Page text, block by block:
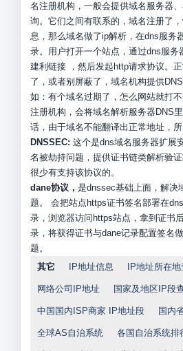
名注册机构，一般会提供域名服务器
询。它们之间有联系的，域名注册了
息，那么域名做了ip解析，在dns服务
录。用户打开一个站点，通过dns服务
建利链接 ，然后发起http请求协议。
了，或者别屏蔽了，域名机构提供
如：有个域名过期了，怎么网站就打
注册机构，会将域名解析服务器DNS
话，由于域名不能翻译出正常地址，所
DNSSEC: 这个是dns域名服务器扩展
名被劫持问题，提供证书链类解析验
很少有支持该协议的。
dane协议， 是dnssec基础上面，解决
题。 会把站点https证书签名部署在
录，浏览器访问https站点，拿到证书
录，将获得证书与dane记录配置签名
题。
其它
IP地址信息 IP地址所在
网络公司IP地址 国家及地区IP段
中国国内ISP商家 IP地址段 国内
全球AS自治系统 各国自治系统排